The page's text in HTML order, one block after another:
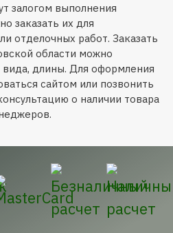
залогом выполнения
заказать их для
отделочных работ. Заказать
области можно
длины. Для оформления
сайтом или позвонить
о наличии товара